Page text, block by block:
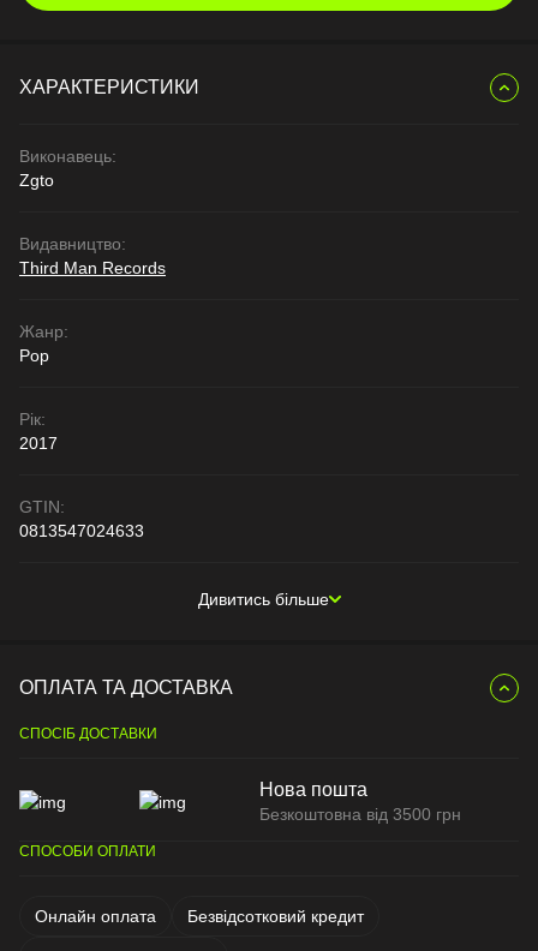
ХАРАКТЕРИСТИКИ
Виконавець:
Zgto
Видавництво:
Third Man Records
Жанр:
Pop
Рік:
2017
GTIN:
0813547024633
Дивитись більше
ОПЛАТА ТА ДОСТАВКА
СПОСІБ ДОСТАВКИ
Нова пошта
Безкоштовна від 3500 грн
СПОСОБИ ОПЛАТИ
Онлайн оплата Безвідсотковий кредит